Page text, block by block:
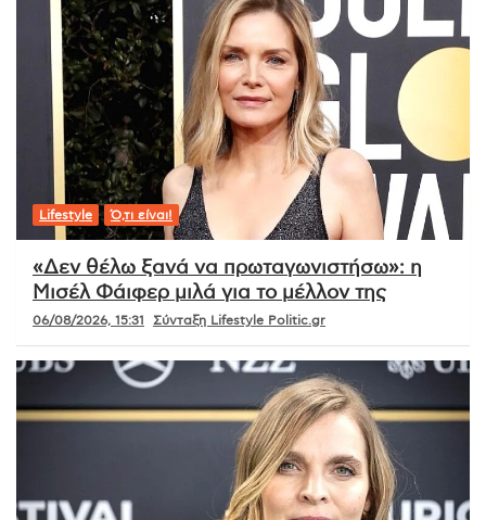
Lifestyle Ό,τι είναι!
«Δεν θέλω ξανά να πρωταγωνιστήσω»: η
Μισέλ Φάιφερ μιλά για το μέλλον της
06/08/2026, 15:31 Σύνταξη Lifestyle Politic.gr